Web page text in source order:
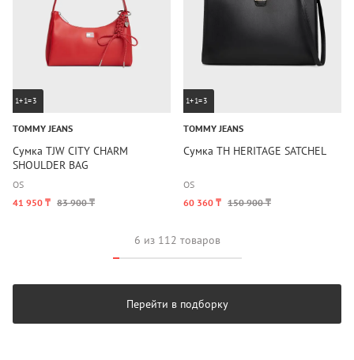
1+1=3
TOMMY JEANS
Сумка TJW CITY CHARM
SHOULDER BAG
OS
41 950 ₸ 83 900 ₸
1+1=3
TOMMY JEANS
Сумка TH HERITAGE SATCHEL
OS
60 360 ₸ 150 900 ₸
6 из 112 товаров
Перейти в подборку